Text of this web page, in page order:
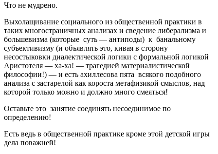
Что не мудрено.
Выхолащивание социального из общественной практики в
таких многостраничных анализах и сведение либерализма и
большевизма (которые суть — антиподы) к банальному
субъективизму (и объявлять это, кивая в сторону
несостыковки диалектической логики с формальной логикой
Аристотеля — ха-ха! — трагедией материалистической
философии!) — и есть ахиллесова пята всякого подобного
анализа с застарелой как короста метафизикой смыслов, над
которой только можно и должно много смеяться!
Оставьте это занятие соединять несоединимое по
определению!
Есть ведь в общественной практике кроме этой детской игры
дела поважней!